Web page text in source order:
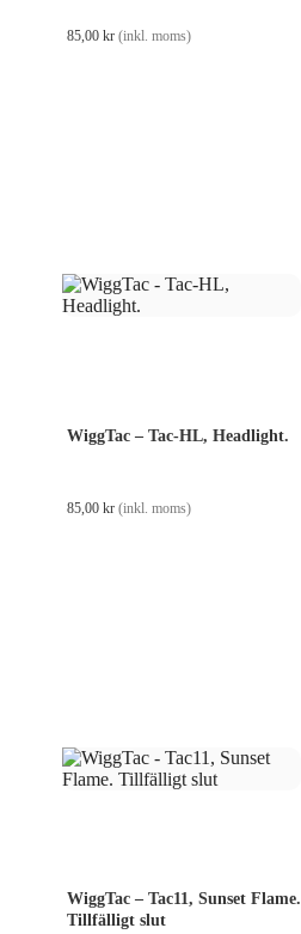
85,00 kr (inkl. moms)
WiggTac – Tac-HL, Headlight.
85,00 kr (inkl. moms)
WiggTac – Tac11, Sunset Flame.
Tillfälligt slut